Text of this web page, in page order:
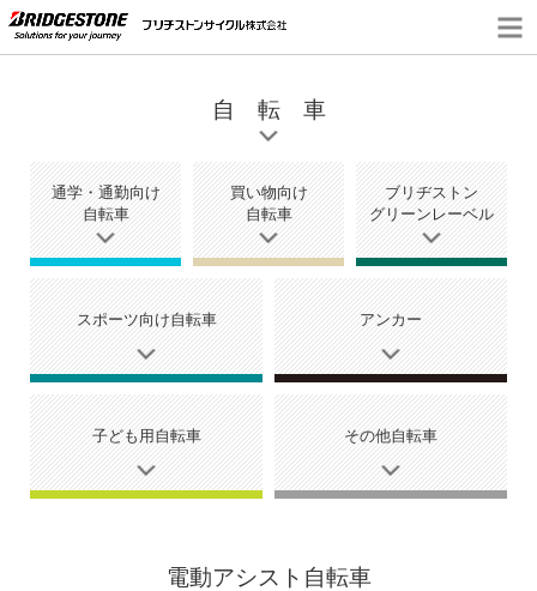
自 転 車
通学・通勤向け
自転車
買い物向け
自転車
ブリヂストン
グリーンレーベル
スポーツ向け自転車 アンカー
子ども用自転車 その他自転車
電動アシスト自転車